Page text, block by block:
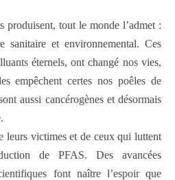
produisent, tout le monde l’admet :
sanitaire et environnemental. Ces
éternels, ont changé nos vies,
empêchent certes nos poêles de
aussi cancérogènes et désormais
leurs victimes et de ceux qui luttent
de PFAS. Des avancées
font naître l’espoir que